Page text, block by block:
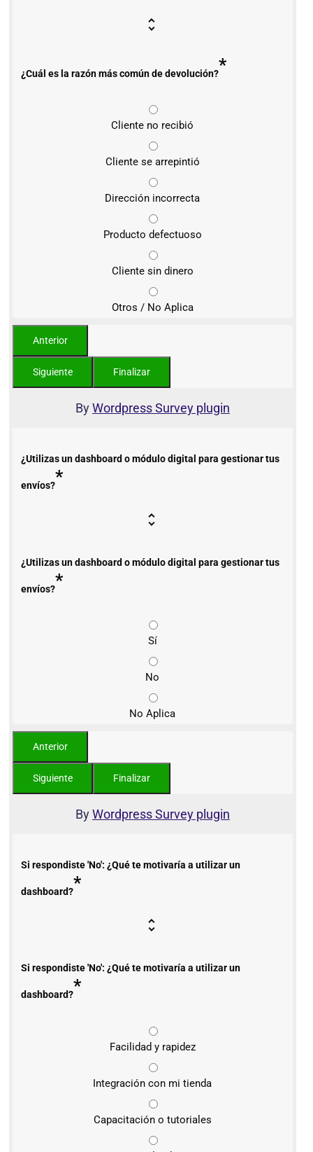
¿Cuál es la razón más común de devolución?*
Cliente no recibió
Cliente se arrepintió
Dirección incorrecta
Producto defectuoso
Cliente sin dinero
Otros / No Aplica
ByWordpress Survey plugin
¿Utilizas un dashboard o módulo digital para gestionar tus
envíos?*
¿Utilizas un dashboard o módulo digital para gestionar tus
envíos?*
Sí
No
No Aplica
ByWordpress Survey plugin
Si respondiste 'No': ¿Qué te motivaría a utilizar un
dashboard?*
Si respondiste 'No': ¿Qué te motivaría a utilizar un
dashboard?*
Facilidad y rapidez
Integración con mi tienda
Capacitación o tutoriales